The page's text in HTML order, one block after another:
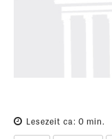
Lesezeit ca: 0 min.